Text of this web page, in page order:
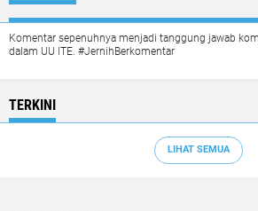
Komentar sepenuhnya menjadi tanggung jawab
dalam UU ITE. #JernihBerkomentar
TERKINI
LIHAT SEMUA